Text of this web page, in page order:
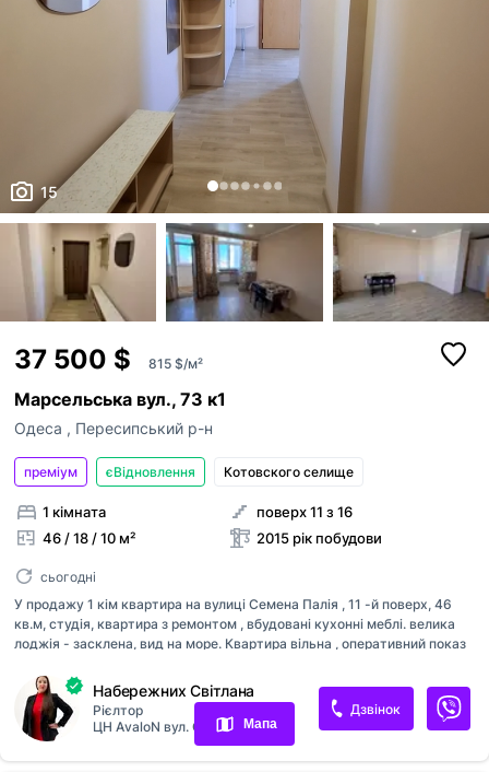
Контакти
Обрані оголошення
15
37 500 $ 815 $/м²
Марсельська вул., 73 к1
Одеса , Пересипський р-н
преміум єВідновлення Котовского селище
1 кімната
46 / 18 / 10 м²
поверх 11 з 16
2015 рік побудови
сьогодні
У продажу 1 кім квартира на вулиці Семена Палія , 11 -й поверх, 46
кв.м, студія, квартира з ремонтом , вбудовані кухонні меблі. велика
лоджія - засклена, вид на море. Квартира вільна , оперативний показ
Набережних Світлана
Рієлтор
ЦН АvaloN вул. С.Палія 119
Дзвінок
Мапа